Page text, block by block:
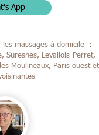
App
les massages à domicile :
Suresnes, Levallois-Perret,
Moulineaux, Paris ouest et